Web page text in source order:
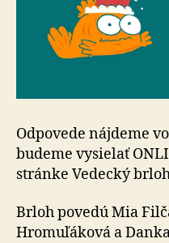
Odpovede nájdeme
budeme vysielať
stránke Vedecký
Brloh povedú Mia
Hromuľáková a